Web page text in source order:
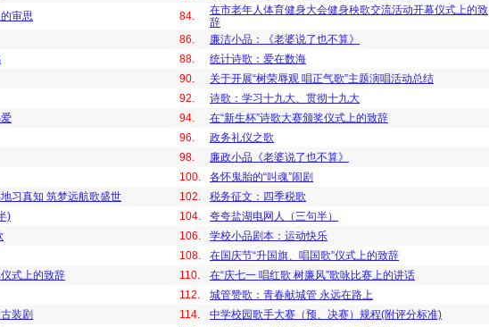
审思 84.
在市老年人体育健身大会健身秧歌交流活动开幕仪式上的致
辞
86.
廉洁小品：《老婆说了也不算》
88.
统计诗歌：爱在数海
90.
关于开展“树荣辱观 唱正气歌”主题演唱活动总结
92.
诗歌：学习十九大、贯彻十九大
94.
在“新生杯”诗歌大赛颁奖仪式上的致辞
96.
政务礼仪之歌
98.
廉政小品《老婆说了也不算》
100.
各怀鬼胎的“叫魂”闹剧
习真知 筑梦远航歌盛世 102.
税务征文：四季税歌
) 104.
夸夸盐湖电网人（三句半）
106.
学校小品剧本：运动快乐
108.
在国庆节“升国旗、唱国歌”仪式上的致辞
式上的致辞 110.
在“庆七一 唱红歌 树廉风”歌咏比赛上的讲话
112.
城管赞歌：青春献城管 永远在路上
装剧 114.
中学校园歌手大赛（预、决赛）规程(附评分标准)